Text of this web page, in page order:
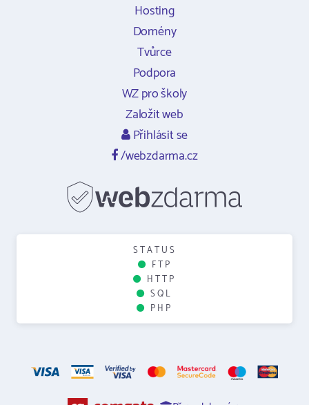
Hosting
Domény
Tvůrce
Podpora
WZ pro školy
Založit web
Přihlásit se
/webzdarma.cz
STATUS
FTP
HTTP
SQL
PHP